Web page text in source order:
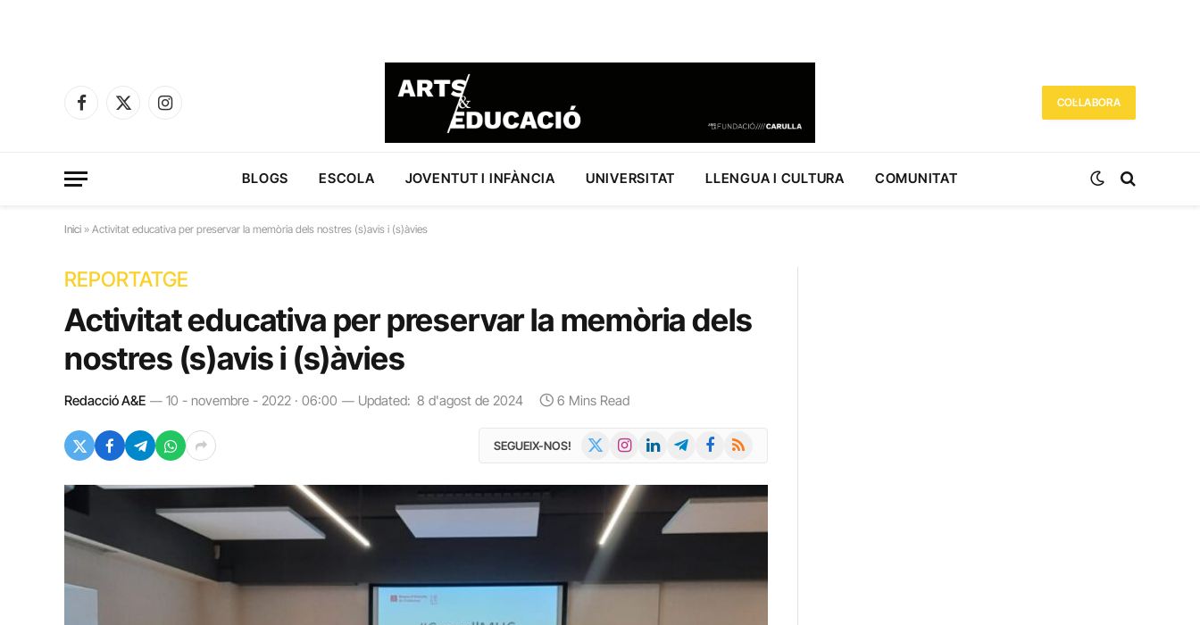
Facebook
X
Instagram
COL·LABORA
BLOGS ESCOLA JOVENTUT I INFÀNCIA UNIVERSITAT LLENGUA I CULTURA COMUNITAT
Inici » Activitat educativa per preservar la memòria dels nostres (s)avis i (s)àvies
REPORTATGE
Activitat educativa per preservar la memòria dels
nostres (s)avis i (s)àvies
Redacció A&E 10 - novembre - 2022 · 06:00 Updated: 8 d'agost de 2024 6 Mins Read
SEGUEIX-NOS! InstagramLinkedInTelegramFacebook
RSS